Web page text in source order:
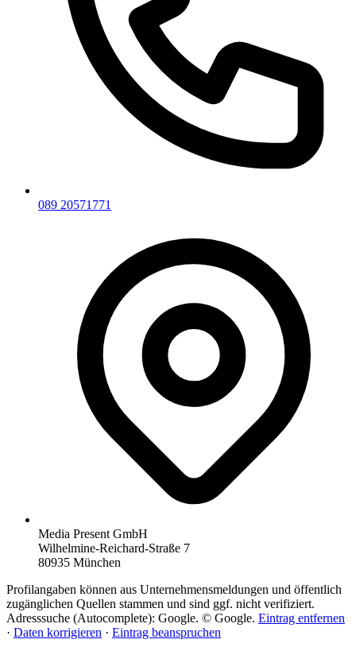
089 20571771
Media Present GmbH
Wilhelmine-Reichard-Straße 7
80935 München
Profilangaben können aus Unternehmensmeldungen und öffentlich
zugänglichen Quellen stammen und sind ggf. nicht verifiziert.
Adresssuche (Autocomplete): Google. © Google. Eintrag entfernen
· Daten korrigieren · Eintrag beanspruchen